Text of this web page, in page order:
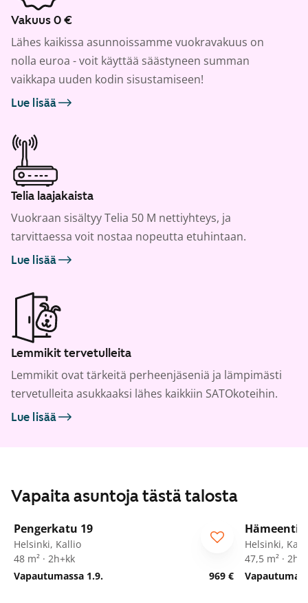
Vakuus 0 €
Lähes kaikissa asunnoissamme vuokravakuus on
nolla euroa - voit käyttää säästyneen summan
vaikkapa uuden kodin sisustamiseen!
Lue lisää
Telia laajakaista
Vuokraan sisältyy Telia 50 M nettiyhteys, ja
tarvittaessa voit nostaa nopeutta etuhintaan.
Lue lisää
Lemmikit tervetulleita
Lemmikit ovat tärkeitä perheenjäseniä ja lämpimästi
tervetulleita asukkaaksi lähes kaikkiin SATOkoteihin.
Lue lisää
Vapaita asuntoja tästä talosta
/27
Pengerkatu 19
Helsinki, Kallio
48 m² · 2h+kk
Vapautumassa 1.9.
969 €
Hämeentie
Helsinki,
47,5 m² ·